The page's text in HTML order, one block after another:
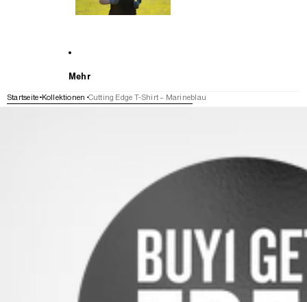
Mehr
Startseite Kollektionen Cutting Edge T-Shirt – Marineblau
WEITER ZU DEN PRODUKTINFORMATIONEN